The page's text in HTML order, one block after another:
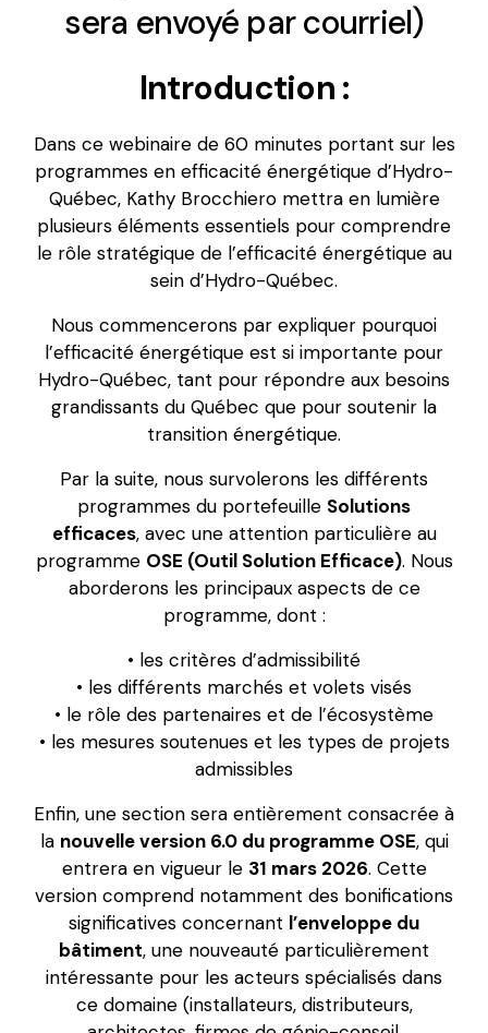
sera envoyé par courriel)
Introduction :
Dans ce webinaire de 60 minutes portant sur les
programmes en efficacité énergétique d’Hydro-
Québec, Kathy Brocchiero mettra en lumière
plusieurs éléments essentiels pour comprendre
le rôle stratégique de l’efficacité énergétique au
sein d’Hydro-Québec.
Nous commencerons par expliquer pourquoi
l’efficacité énergétique est si importante pour
Hydro-Québec, tant pour répondre aux besoins
grandissants du Québec que pour soutenir la
transition énergétique.
Par la suite, nous survolerons les différents
programmes du portefeuille Solutions
efficaces, avec une attention particulière au
programme OSE (Outil Solution Efficace). Nous
aborderons les principaux aspects de ce
programme, dont :
• les critères d’admissibilité
• les différents marchés et volets visés
• le rôle des partenaires et de l’écosystème
• les mesures soutenues et les types de projets
admissibles
Enfin, une section sera entièrement consacrée à
la nouvelle version 6.0 du programme OSE, qui
entrera en vigueur le 31 mars 2026. Cette
version comprend notamment des bonifications
significatives concernant l’enveloppe du
bâtiment, une nouveauté particulièrement
intéressante pour les acteurs spécialisés dans
ce domaine (installateurs, distributeurs,